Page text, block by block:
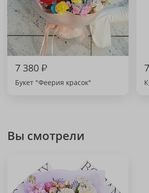
7 380₽
Букет "Феерия красок"
Вы смотрели